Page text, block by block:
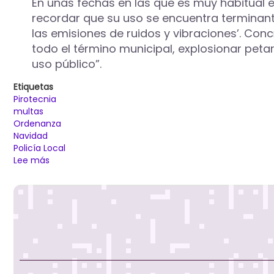
recordar que su uso se encuentra
las emisiones de ruidos y vibraciones’.
todo el término municipal, explosionar
uso público”.
Etiquetas
Pirotecnia
multas
Ordenanza
Navidad
Policía Local
Lee más
Ayuntamiento
prohibido